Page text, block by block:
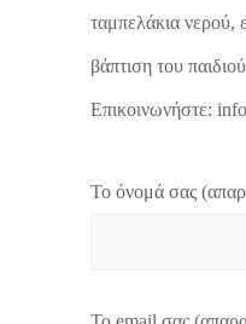
ταμπελάκια νερού,
βάπτιση του
Επικοινωνήστε:
Το όνομά σας